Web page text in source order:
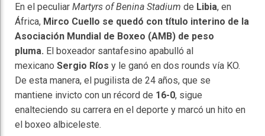
En el peculiar Martyrs of Benina Stadium de Libia, en
África, Mirco Cuello se quedó con título interino de la
Asociación Mundial de Boxeo (AMB) de peso
pluma. El boxeador santafesino apabulló al
mexicano Sergio Ríos y le ganó en dos rounds vía KO.
De esta manera, el pugilista de 24 años, que se
mantiene invicto con un récord de 16-0, sigue
enalteciendo su carrera en el deporte y marcó un hito en
el boxeo albiceleste.